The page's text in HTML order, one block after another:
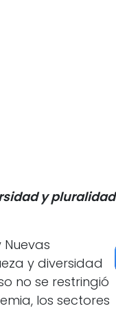
y pluralidad
y diversidad
no se restringió
los sectores